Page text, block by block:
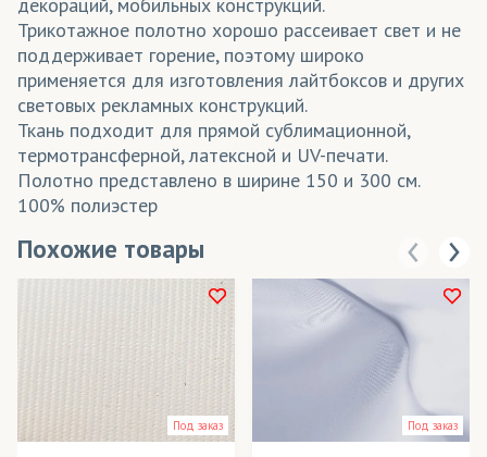
Трикотажное полотно хорошо рассеивает свет и не
поддерживает горение, поэтому широко
применяется для изготовления лайтбоксов и других
световых рекламных конструкций.
Ткань подходит для прямой сублимационной,
термотрансферной, латексной и UV-печати.
Полотно представлено в ширине 150 и 300 см.
100% полиэстер
Похожие товары
Под заказ Под заказ